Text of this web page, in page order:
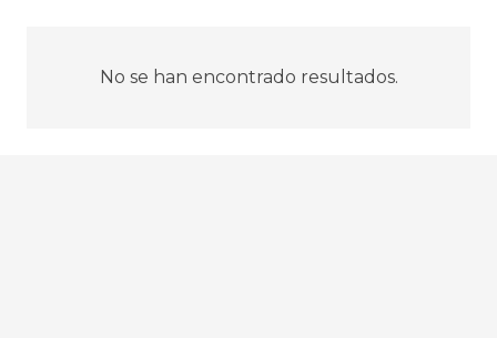
No se han encontrado resultados.